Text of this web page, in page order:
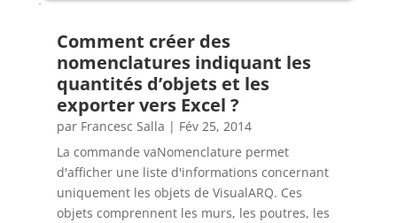
Comment créer des
nomenclatures indiquant les
quantités d’objets et les
exporter vers Excel ?
par Francesc Salla | Fév 25, 2014
La commande vaNomenclature permet
d'afficher une liste d'informations concernant
uniquement les objets de VisualARQ. Ces
objets comprennent les murs, les poutres, les